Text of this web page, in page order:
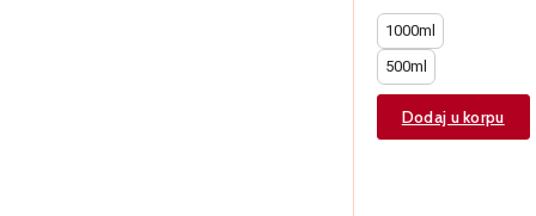
1000ml
500ml
Dodaj u korpu